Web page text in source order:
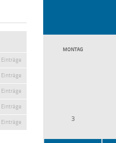
Einträge
Einträge
Einträge
Einträge
MONTAG
3